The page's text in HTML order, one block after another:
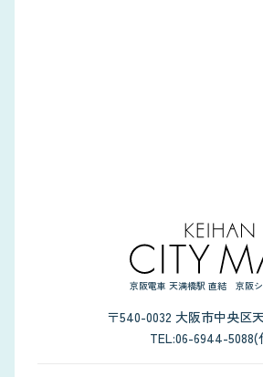
京阪電車 天満橋駅 直結 京阪
〒540-0032 大阪市中央区
TEL:06-6944-5088(